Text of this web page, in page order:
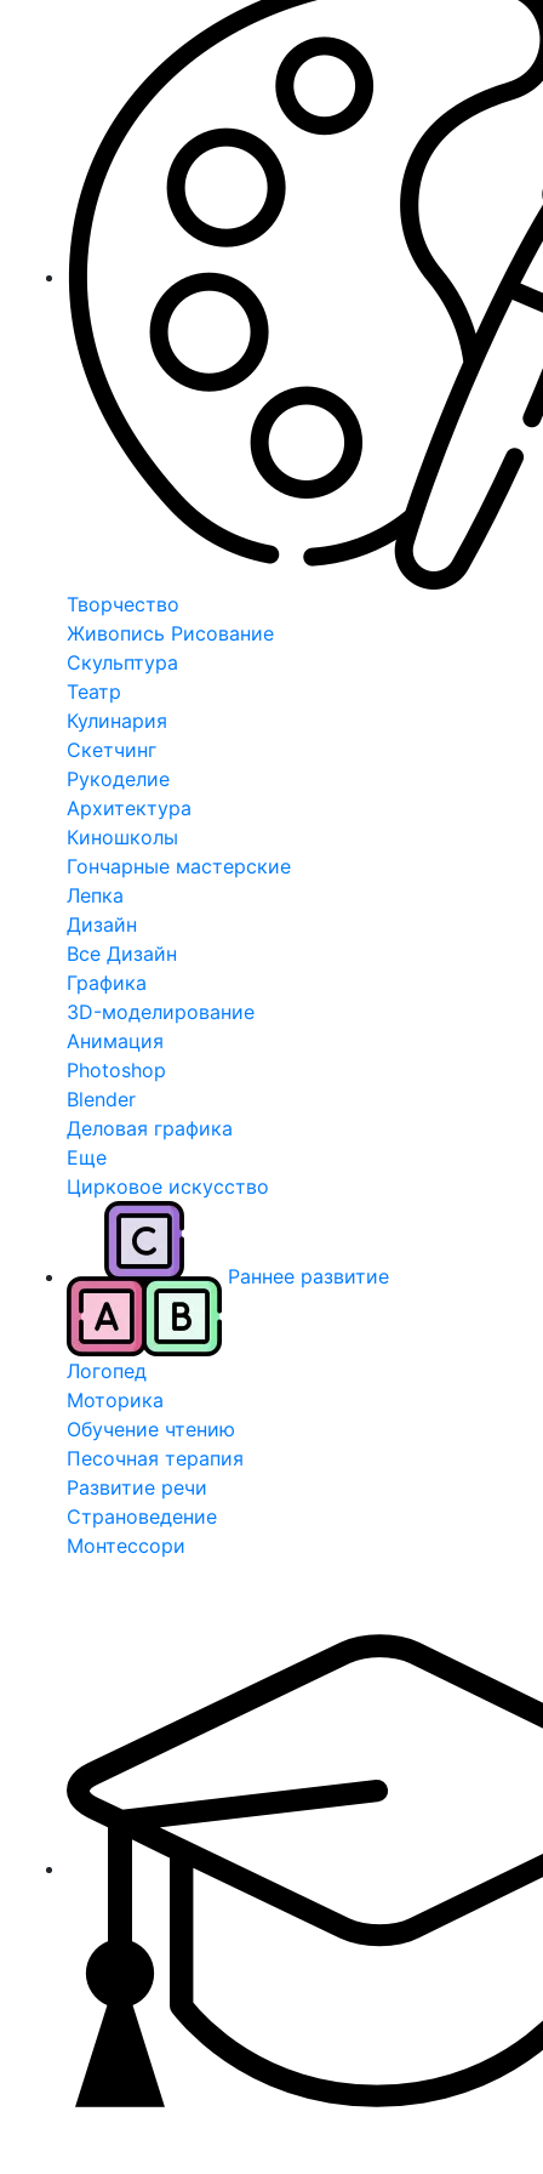
Творчество
Живопись Рисование
Скульптура
Театр
Кулинария
Скетчинг
Рукоделие
Архитектура
Киношколы
Гончарные мастерские
Лепка
Дизайн
Все Дизайн
Графика
3D-моделирование
Анимация
Photoshop
Blender
Деловая графика
Еще
Цирковое искусство
Раннее развитие
Логопед
Моторика
Обучение чтению
Песочная терапия
Развитие речи
Страноведение
Монтессори